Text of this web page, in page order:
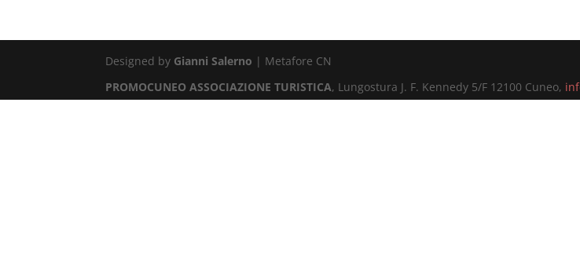
Designed by Gianni Salerno | Metafore CN
PROMOCUNEO ASSOCIAZIONE TURISTICA, Lungostura J. F. Kennedy 5/F 12100 Cuneo,